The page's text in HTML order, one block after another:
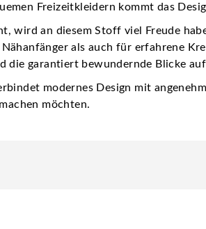
Freizeitkleidern kommt das
wird an diesem Stoff viel Freude
als auch für erfahrene
die garantiert bewundernde Blicke
modernes Design mit
möchten.